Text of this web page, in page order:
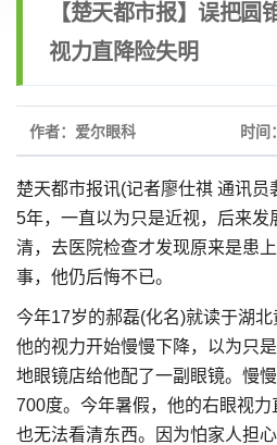
【楚天都市报】误把圆
视力直降险失明
作者：爱尔眼科 时间
楚天都市报讯(记者廖仕祺 通讯
5年，一直以为只是近视，后来发
清，去医院检查才发现原来是患
事，他仍后悔不已。
今年17岁的郝磊(化名)就读于湖北
他的视力开始慢慢下降，以为只
地眼镜店给他配了一副眼镜。慢
700度。今年暑假，他的右眼视
也无法看清东西。因为怕家人担